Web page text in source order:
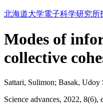
北海道大学電子科学研究
Modes of
collective
Sattari, Sulimon; Basak, Udoy
Science advances, 2022, 8(6),